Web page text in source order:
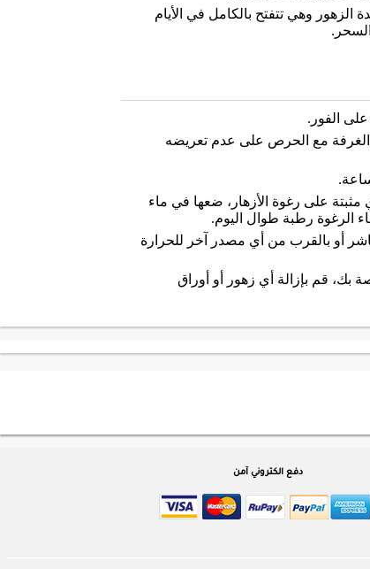
الزهور وهي تتفتح بالكامل في الأيام
الفور.
مع الحرص على عدم تعريضه
على رغوة الأزهار، ضعها في ماء
الرغوة رطبة طوال اليوم.
أو بالقرب من أي مصدر آخر للحرارة
بك، قم بإزالة أي زهور أو أوراق
دفع الكتروني آمن